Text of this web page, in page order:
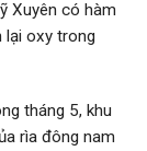
Xuyên có hàm
lại oxy trong
tháng 5, khu
rìa đông nam